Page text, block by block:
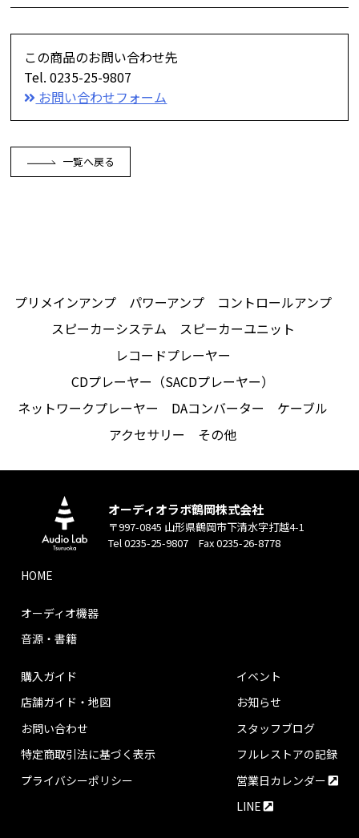
この商品のお問い合わせ先
Tel. 0235-25-9807
お問い合わせフォーム
一覧へ戻る
プリメインアンプ パワーアンプ
コントロールアンプ
スピーカーシステム
スピーカーユニット
レコードプレーヤー
CDプレーヤー（SACDプレーヤー）
ネットワークプレーヤー
DAコンバーター
ケーブル
アクセサリー
その他
オーディオラボ鶴岡株式会社
〒997-0845 山形県鶴岡市下清水字打越4-1
Tel 0235-25-9807 Fax 0235-26-8778
HOME
オーディオ機器
音源・書籍
購入ガイド
店舗ガイド・地図
お問い合わせ
特定商取引法に基づく表示
プライバシーポリシー
イベント
お知らせ
スタッフブログ
フルレストアの記録
営業日カレンダー
LINE